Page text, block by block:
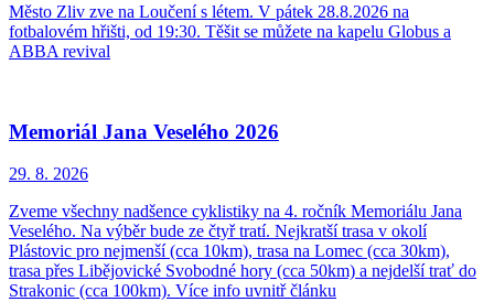
Město Zliv zve na Loučení s létem. V pátek 28.8.2026 na
fotbalovém hřišti, od 19:30. Těšit se můžete na kapelu Globus a
ABBA revival
Memoriál Jana Veselého 2026
29. 8. 2026
Zveme všechny nadšence cyklistiky na 4. ročník Memoriálu Jana
Veselého. Na výběr bude ze čtyř tratí. Nejkratší trasa v okolí
Plástovic pro nejmenší (cca 10km), trasa na Lomec (cca 30km),
trasa přes Libějovické Svobodné hory (cca 50km) a nejdelší trať do
Strakonic (cca 100km). Více info uvnitř článku